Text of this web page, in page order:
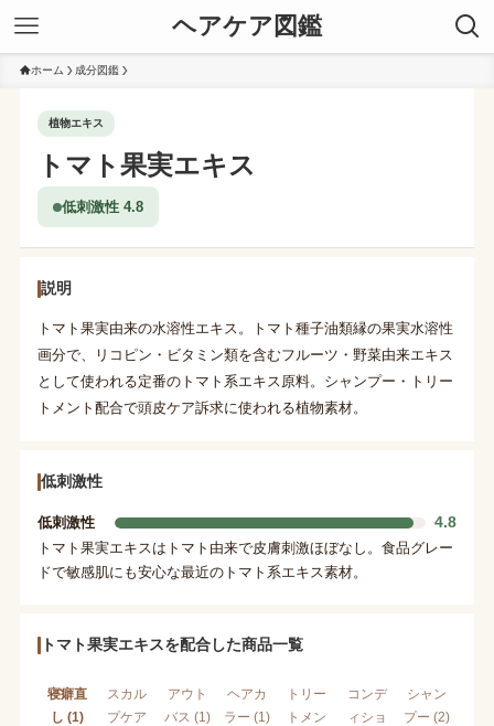
ヘアケア図鑑
ホーム 成分図鑑
植物エキス
トマト果実エキス
低刺激性 4.8
説明
トマト果実由来の水溶性エキス。トマト種子油類縁の果実水溶性
画分で、リコピン・ビタミン類を含むフルーツ・野菜由来エキス
として使われる定番のトマト系エキス原料。シャンプー・トリー
トメント配合で頭皮ケア訴求に使われる植物素材。
低刺激性
低刺激性 4.8
トマト果実エキスはトマト由来で皮膚刺激ほぼなし。食品グレー
ドで敏感肌にも安心な最近のトマト系エキス素材。
トマト果実エキスを配合した商品一覧
寝癖直
し (1)
スカル
プケア
アウト
バス (1)
ヘアカ
ラー (1)
トリー
トメン
コンデ
ィショ
シャン
プー (2)